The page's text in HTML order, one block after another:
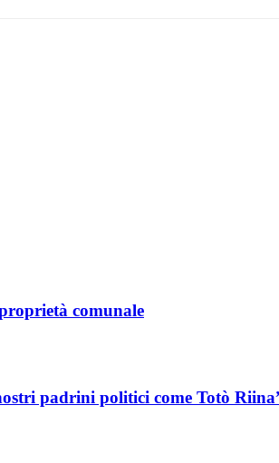
comunale
padrini politici come Totò